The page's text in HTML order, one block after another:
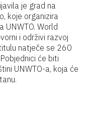
je grad na
koje organizira
UNWTO. World
i održivi razvoj
natječe se 260
će biti
UNWTO-a, koja će